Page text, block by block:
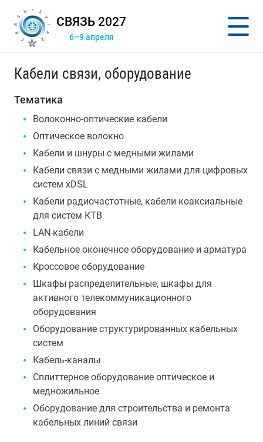
СВЯЗЬ 2027
6–9 апреля
Кабели связи, оборудование
Тематика
Волоконно-оптические кабели
Оптическое волокно
Кабели и шнуры с медными жилами
Кабели связи с медными жилами для цифровых
систем xDSL
Кабели радиочастотные, кабели коаксиальные
для систем КТВ
LAN-кабели
Кабельное оконечное оборудование и арматура
Кроссовое оборудование
Шкафы распределительные, шкафы для
активного телекоммуникационного
оборудования
Оборудование структурированных кабельных
систем
Кабель-каналы
Сплиттерное оборудование оптическое и
медножильное
Оборудование для строительства и ремонта
кабельных линий связи